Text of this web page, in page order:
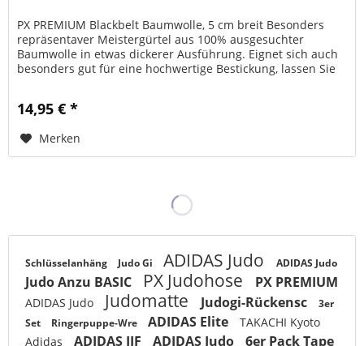
PX PREMIUM Blackbelt Baumwolle, 5 cm breit Besonders
repräsentaver Meistergürtel aus 100% ausgesuchter
Baumwolle in etwas dickerer Ausführung. Eignet sich auch
besonders gut für eine hochwertige Bestickung, lassen Sie
14,95 € *
Merken
Schlüsselanhäng Judo Gi ADIDAS Judo ADIDAS Judo
Judo Anzu BASIC PX Judohose PX PREMIUM
ADIDAS Judo Judomatte Judogi-Rückensc
3er
Set
Ringerpuppe-Wre ADIDAS Elite
TAKACHI Kyoto
Adidas
ADIDAS IJF ADIDAS Judo 6er Pack Tape